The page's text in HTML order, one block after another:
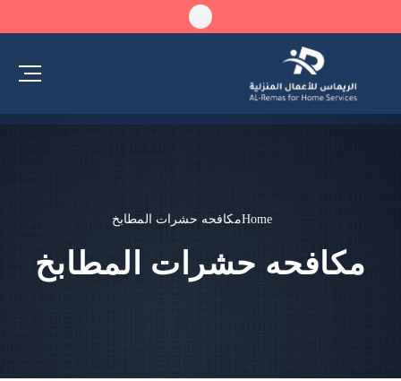
Homeمكافحه حشرات المطابخ
مكافحه حشرات المطابخ